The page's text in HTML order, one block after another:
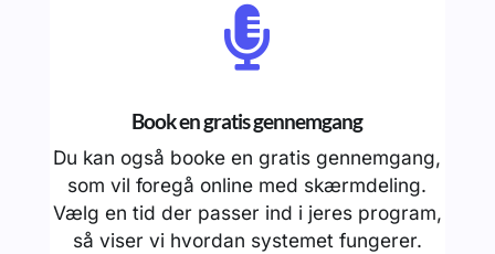

Book en gratis gennemgang
Du kan også booke en gratis gennemgang,
som vil foregå online med skærmdeling.
Vælg en tid der passer ind i jeres program,
så viser vi hvordan systemet fungerer.